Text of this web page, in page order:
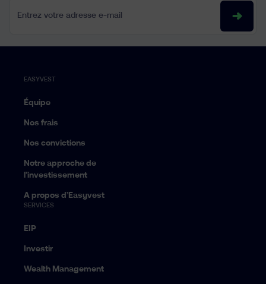
EASYVEST
Équipe
Nos frais
Nos convictions
Notre approche de
l’investissement
A propos d’Easyvest
SERVICES
EIP
Investir
Wealth Management